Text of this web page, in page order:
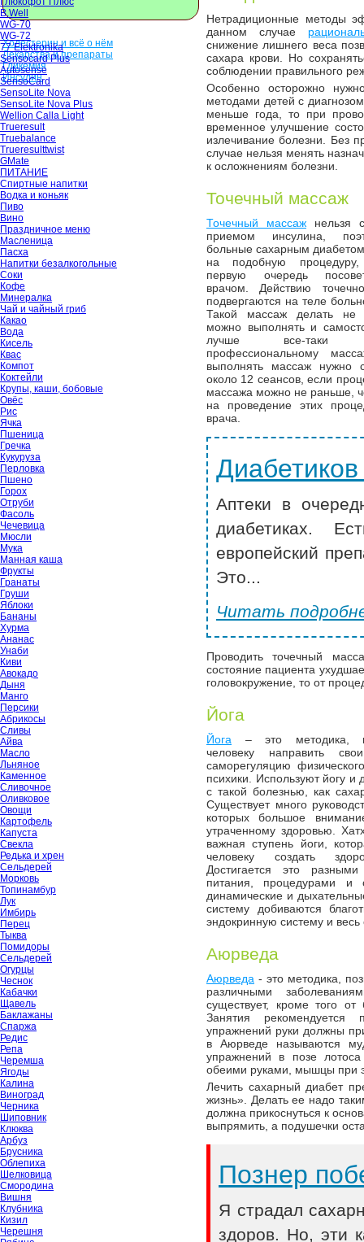
B.Well
WG-70
WG-72
77 Elektronika
Sensocard Plus
Autosense
SensoCard
SensoLite Nova
SensoLite Nova Plus
Wellion Calla Light
Trueresult
Truebalance
Trueresulttwist
GMate
ПИТАНИЕ
Спиртные напитки
Водка и коньяк
Пиво
Вино
Праздничное меню
Масленица
Пасха
Напитки безалкогольные
Соки
Кофе
Минералка
Чай и чайный гриб
Какао
Вода
Кисель
Квас
Компот
Коктейли
Крупы, каши, бобовые
Овёс
Рис
Ячка
Пшеница
Гречка
Кукуруза
Перловка
Пшено
Горох
Отруби
Фасоль
Чечевица
Мюсли
Мука
Манная каша
Фрукты
Гранаты
Груши
Яблоки
Бананы
Хурма
Ананас
Унаби
Киви
Авокадо
Дыня
Манго
Персики
Абрикосы
Сливы
Айва
Масло
Льняное
Каменное
Сливочное
Оливковое
Овощи
Картофель
Капуста
Свекла
Редька и хрен
Сельдерей
Морковь
Топинамбур
Лук
Имбирь
Перец
Тыква
Помидоры
Сельдерей
Огурцы
Чеснок
Кабачки
Щавель
Баклажаны
Спаржа
Редис
Репа
Черемша
Ягоды
Калина
Виноград
Черника
Шиповник
Клюква
Арбуз
Брусника
Облепиха
Шелковица
Смородина
Вишня
Клубника
Кизил
Черешня
Холестерин и всё о нём
Лекарства и препараты
Гликемия
Инсулин
Нетрадиционные методы
данном случае
снижение лишнего веса
сахара крови. Но
соблюдении правильного
Особенно осторожно
методами детей с
меньше года, то при
временное улучшение
излечивание болезни. Без
случае нельзя менять
к осложнениям болезни.
Точечный массаж
Точечный массаж нельзя
приемом инсулина,
больные сахарным
на подобную
первую очередь
врачом. Действию
подвергаются на теле
Такой массаж делать не
можно выполнять и
лучше все-таки
профессиональному
выполнять массаж нужно
около 12 сеансов, если
массажа можно не раньше,
на проведение этих
врача.
Аптеки в
диабетиках.
европейский
Это...
Читать
Проводить точечный
состояние пациента
головокружение, то от
Йога
Йога – это методика,
человеку направить
саморегуляцию
психики. Используют йогу и
с такой болезнью, как
Существует много
которых большое
утраченному здоровью.
важная ступень йоги,
человеку создать
Достигается это
питания, процедурами и
динамические и
систему добиваются
эндокринную систему и весь
Аюрведа
Аюрведа - это методика,
различными
существует, кроме того
Занятия рекомендуется
упражнений руки должны
в Аюрведе называются
упражнений в позе
обеими руками, мышцы при
Лечить сахарный диабет
жизнь». Делать ее надо
должна прикоснуться к
выпрямить, а подушечки
Познер
Я страдал
здоров. Но, эти